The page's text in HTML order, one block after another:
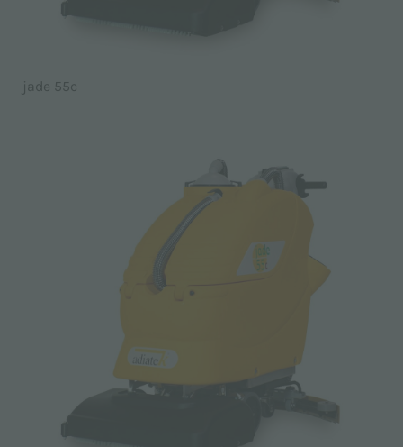
jade 55c